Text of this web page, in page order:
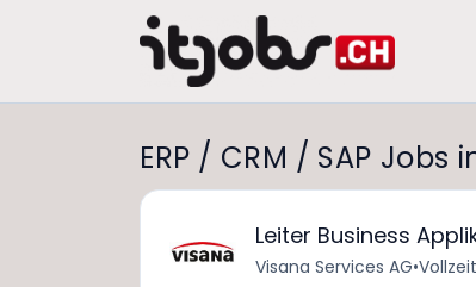
ERP / CRM / SAP Jobs
Leiter Business
Visana Services AG•